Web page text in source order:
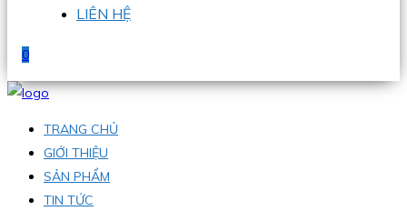
LIÊN HỆ
0
TRANG CHỦ
GIỚI THIỆU
SẢN PHẨM
TIN TỨC